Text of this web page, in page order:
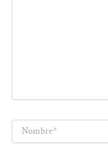
Nombre*